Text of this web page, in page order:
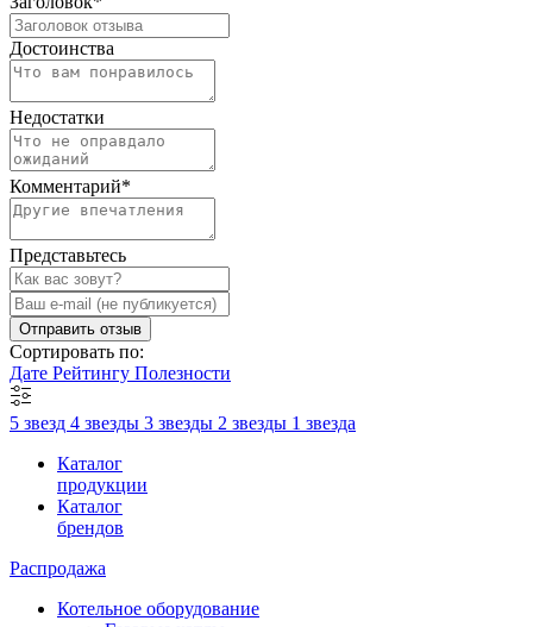
Достоинства
Недостатки
Комментарий*
Представьтесь
Отправить отзыв
Сортировать по:
Дате Рейтингу Полезности
5 звезд 4 звезды 3 звезды 2 звезды 1 звезда
Каталог
продукции
Каталог
брендов
Распродажа
Котельное оборудование